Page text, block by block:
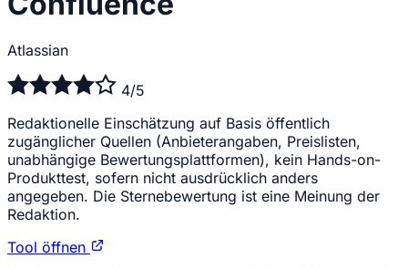
Atlassian
4/5
Redaktionelle Einschätzung auf Basis öffentlich
zugänglicher Quellen (Anbieterangaben, Preislisten,
unabhängige Bewertungsplattformen), kein Hands-on-
Produkttest, sofern nicht ausdrücklich anders
angegeben. Die Sternebewertung ist eine Meinung der
Redaktion.
Tool öffnen